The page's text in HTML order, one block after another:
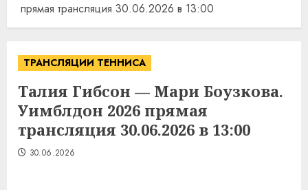
прямая трансляция 30.06.2026 в 13:00
ТРАНСЛЯЦИИ ТЕННИСА
Талия Гибсон — Мари Боузкова.
Уимблдон 2026 прямая
трансляция 30.06.2026 в 13:00
30.06.2026